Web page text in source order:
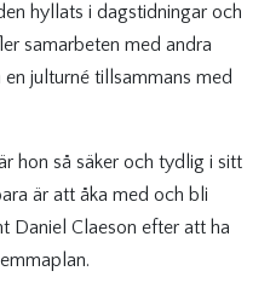
hyllats i dagstidningar och
samarbeten med andra
julturné tillsammans med
hon så säker och tydlig i sitt
är att åka med och bli
Daniel Claeson efter att ha